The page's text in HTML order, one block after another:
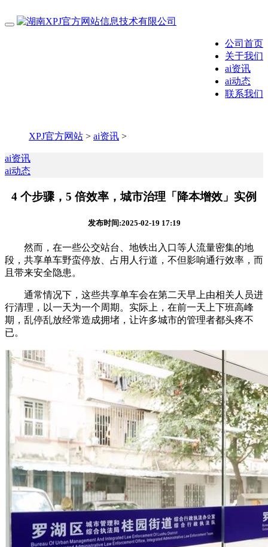
公司首页
关于我们
ai资讯
ai动态
联系我们
XPJ官方网站 > ai资讯 >
ai资讯
ai动态
4 个步骤，5 倍效率，城市治理「降本增效」实例
发布时间:2025-02-19 17:19
然而，在一些公交站台、地铁出入口等人流量密集的地
段，共享单车野蛮停放、占用人行道，不但影响通行效率，而
且带来安全隐患。
通常情况下，这些共享单车会在第二天早上由相关人员进
行清理，以一天为一个周期。实际上，在前一天上下班高峰
期，乱停乱放经常造成拥堵，让许多城市的管理者都头疼不
已。